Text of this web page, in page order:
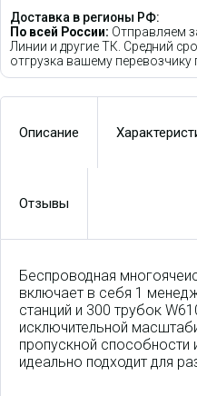
Доставка в регионы РФ:
По всей России: Отправляем
Линии и другие ТК. Средний
отгрузка вашему
Описание
Отзывы
Беспроводная
включает в себя 1
станций и 300 трубок
исключительной
пропускной
идеально подходит для